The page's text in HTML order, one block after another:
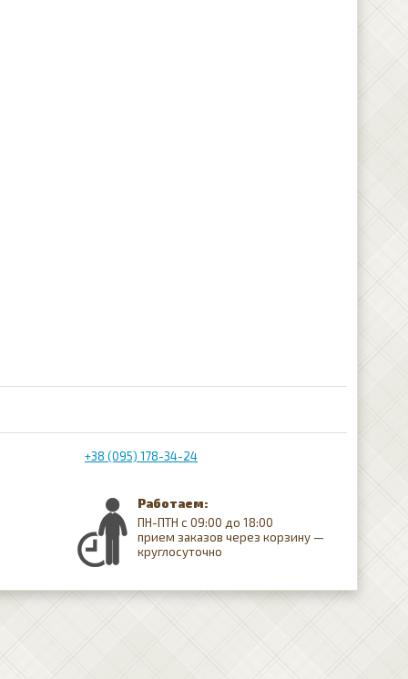
+38 (095) 178-34-24
Работаем:
ПН-ПТН с 09:00 до 18:00
прием заказов через корзину —
круглосуточно